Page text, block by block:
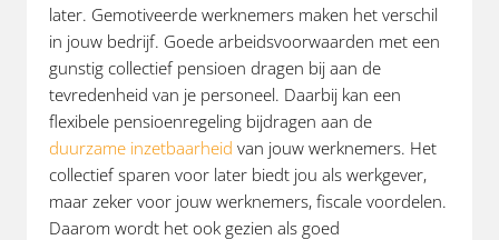
later. Gemotiveerde werknemers maken het verschil
in jouw bedrijf. Goede arbeidsvoorwaarden met een
gunstig collectief pensioen dragen bij aan de
tevredenheid van je personeel. Daarbij kan een
flexibele pensioenregeling bijdragen aan de
duurzame inzetbaarheid van jouw werknemers. Het
collectief sparen voor later biedt jou als werkgever,
maar zeker voor jouw werknemers, fiscale voordelen.
Daarom wordt het ook gezien als goed